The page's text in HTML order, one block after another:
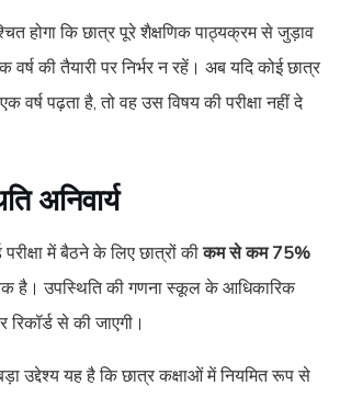
होगा कि छात्र पूरे शैक्षणिक पाठ्यक्रम से जुड़ाव
की तैयारी पर निर्भर न रहें। अब यदि कोई छात्र
वर्ष पढ़ता है, तो वह उस विषय की परीक्षा नहीं दे
अनिवार्य
में बैठने के लिए छात्रों कीकम से कम 75%
है। उपस्थिति की गणना स्कूल के आधिकारिक
से की जाएगी।
उद्देश्य यह है कि छात्र कक्षाओं में नियमित रूप से